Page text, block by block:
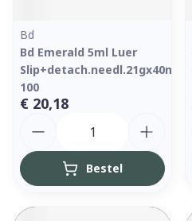
Bd
Bd Emerald 5ml Luer
Slip+detach.needl.21gx40mm
100
€ 20,18
Bestel